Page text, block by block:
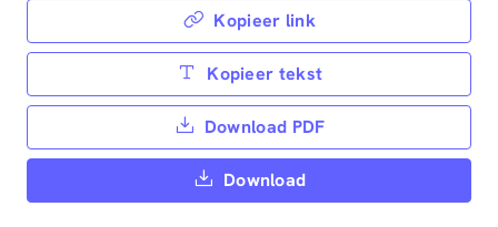
Kopieer link
Kopieer tekst
Download PDF
Download